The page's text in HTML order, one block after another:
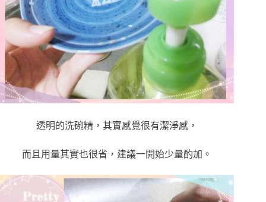
透明的洗碗精，其實感覺很有潔淨感，
而且用量其實也很省，建議一開始少量酌加。